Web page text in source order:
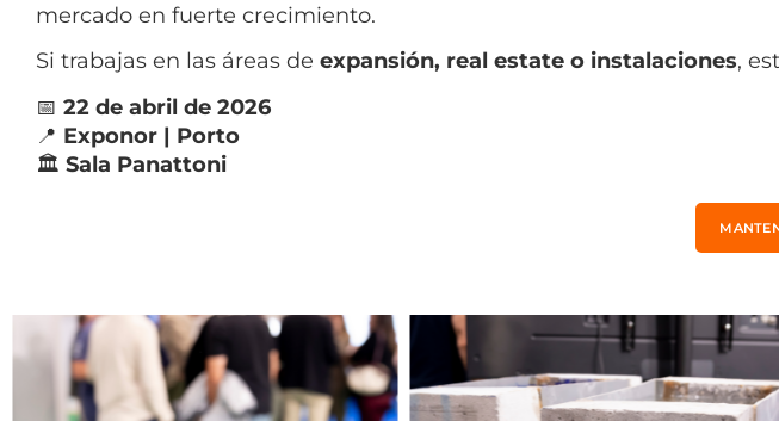
mercado en fuerte crecimiento.
Si trabajas en las áreas de expansión, real estate o instalaciones,
📅 22 de abril de 2026
📍 Exponor | Porto
🏛 Sala Panattoni